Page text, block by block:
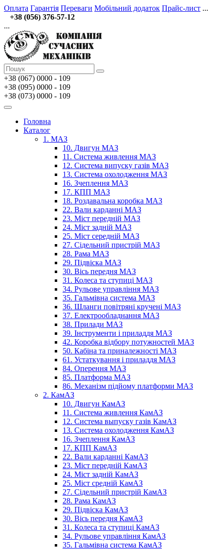
Оплата Гарантія Переваги Мобільний додаток Прайс-лист ...
+38 (056) 376-57-12
...
+38 (067) 0000 - 109
+38 (095) 0000 - 109
+38 (073) 0000 - 109
Головна
Каталог
1. МАЗ
10. Двигун МАЗ
11. Система живлення МАЗ
12. Система випуску газів МАЗ
13. Система охолодження МАЗ
16. Зчеплення МАЗ
17. КПП МАЗ
18. Роздавальна коробка МАЗ
22. Вали карданні МАЗ
23. Міст передній МАЗ
24. Міст задній МАЗ
25. Міст середній МАЗ
27. Сідельний пристрій МАЗ
28. Рама МАЗ
29. Підвіска МАЗ
30. Вісь передня МАЗ
31. Колеса та ступиці МАЗ
34. Рульове управління МАЗ
35. Гальмівна система МАЗ
36. Шланги повітряні кручені МАЗ
37. Електрообладнання МАЗ
38. Прилади МАЗ
39. Інструменти і приладдя МАЗ
42. Коробка відбору потужностей МАЗ
50. Кабіна та приналежності МАЗ
61. Устаткування і приладдя МАЗ
84. Оперення МАЗ
85. Платформа МАЗ
86. Механізм підйому платформи МАЗ
2. КамАЗ
10. Двигун КамАЗ
11. Система живлення КамАЗ
12. Система выпуску газів КамАЗ
13. Система охолодження КамАЗ
16. Зчеплення КамАЗ
17. КПП КамАЗ
22. Вали карданні КамАЗ
23. Міст передній КамАЗ
24. Міст задній КамАЗ
25. Міст средній КамАЗ
27. Сідельний пристрій КамАЗ
28. Рама КамАЗ
29. Підвіска КамАЗ
30. Вісь передня КамАЗ
31. Колеса та ступиці КамАЗ
34. Рульове управління КамАЗ
35. Гальмівна система КамАЗ